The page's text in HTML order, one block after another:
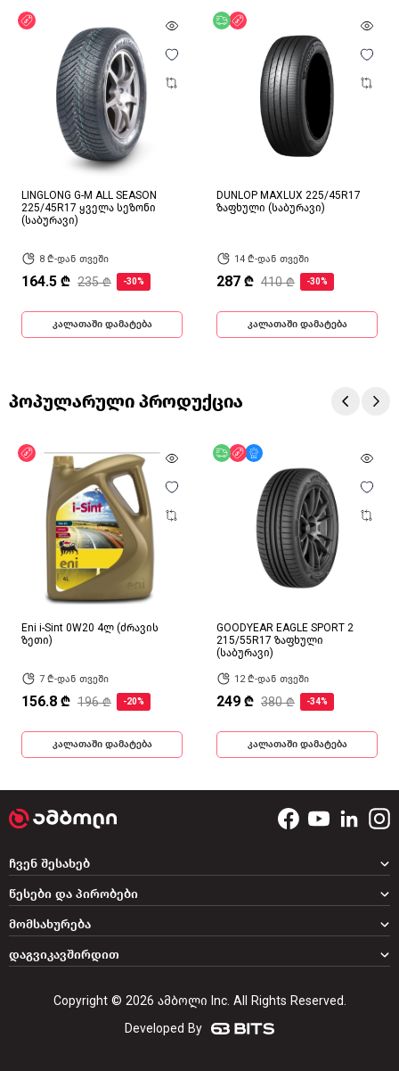
LINGLONG G-M ALL SEASON
225/45R17 ყველა სეზონი
(საბურავი)
8 ₾-დან თვეში
164.5 ₾ 235 ₾ -30%
კალათაში დამატება
უფასო მიწოდება
DUNLOP MAXLUX 225/45R17
ზაფხული (საბურავი)
14 ₾-დან თვეში
287 ₾ 410 ₾ -30%
კალათაში დამატება
პოპულარული პროდუქცია
ფასდაკლება
Eni i-Sint 0W20 4ლ (ძრავის
ზეთი)
7 ₾-დან თვეში
156.8 ₾ 196 ₾ -20%
კალათაში დამატება
უფასო მიწოდება
ფასდაკლება
GOODYEAR EAGLE SPORT 2
215/55R17 ზაფხული
(საბურავი)
12 ₾-დან თვეში
249 ₾ 380 ₾ -34%
კალათაში დამატება
დაგვიკავშირდით
ჩვენ შესახებ
წესები და პირობები
მომსახურება
Copyright © 2026 ამბოლი Inc. All Rights Reserved.
Developed By